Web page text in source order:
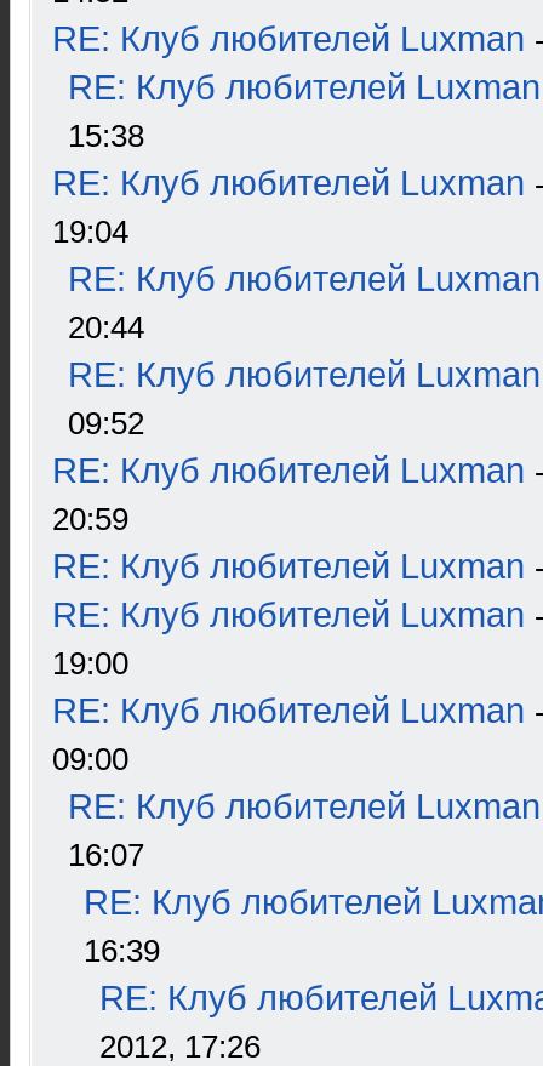
RE: Клуб любителей Luxman
RE: Клуб любителей Luxman
15:38
RE: Клуб любителей Luxman
19:04
RE: Клуб любителей Luxman
20:44
RE: Клуб любителей Luxman
09:52
RE: Клуб любителей Luxman
20:59
RE: Клуб любителей Luxman
RE: Клуб любителей Luxman
19:00
RE: Клуб любителей Luxman
09:00
RE: Клуб любителей Luxman
16:07
RE: Клуб любителей
16:39
RE: Клуб любителей
2012, 17:26